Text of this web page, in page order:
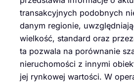
transakcyjnych podobnych
danym regionie,
wielkość, standard oraz
ta pozwala na porównanie
nieruchomości z innymi
jej rynkowej wartości. W